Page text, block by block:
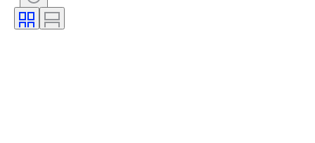
Oplage
Getest en werkend